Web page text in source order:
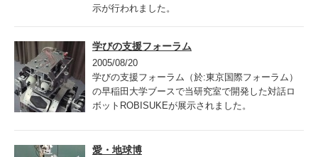
示が行われました。
学びの支援フォーラム
2005/08/20
学びの支援フォーラム（於:東京国際フォーラム）
の早稲田大学ブースで当研究室で開発した対話ロ
ボットROBISUKEが展示されました。
愛・地球博